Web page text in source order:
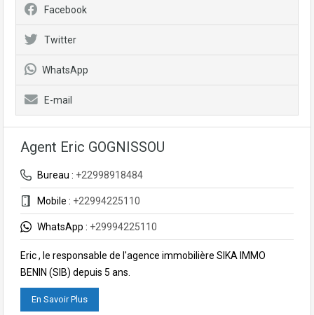
Facebook
Twitter
WhatsApp
E-mail
Agent Eric GOGNISSOU
Bureau : +22998918484
Mobile : +22994225110
WhatsApp : +29994225110
Eric , le responsable de l'agence immobilière SIKA IMMO
BENIN (SIB) depuis 5 ans.
En Savoir Plus